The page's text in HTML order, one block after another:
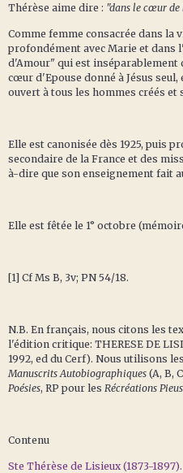
Thérèse aime dire : "dans le cœur
Comme femme consacrée dans la
profondément avec Marie et dans
d'Amour" qui est inséparablement
cœur d'Epouse donné à Jésus
ouvert à tous les hommes créés et
Elle est canonisée dès 1925, puis
secondaire de la France et des
à-dire que son enseignement fait
Elle est fêtée le 1° octobre
[1] Cf Ms B, 3v; PN 54/18.
N.B. En français, nous citons les
l'édition critique: THERESE DE
1992, ed du Cerf). Nous utilisons
Manuscrits Autobiographiques (A, B,
Poésies, RP pour les Récréations
Contenu
Ste Thérèse de Lisieux (1873-1897).